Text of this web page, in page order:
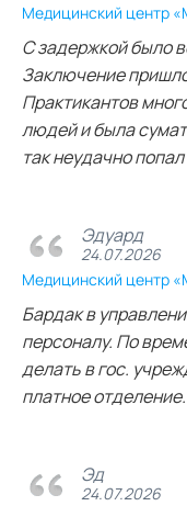
Медицинский центр
С задержкой было
Заключение
Практикантов
людей и была
так неудачно попал
Эдуард
24.07.2026
Медицинский центр
Бардак в
персоналу. По
делать в гос.
платное отделение.
Эд
24.07.2026